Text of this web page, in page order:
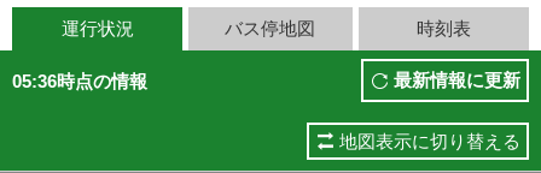
運行状況 バス停地図 時刻表
05:36時点の情報 最新情報に更新
地図表示に切り替える